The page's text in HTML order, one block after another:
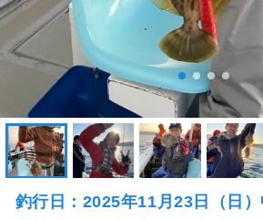
釣行日：2025年11月23日（日）